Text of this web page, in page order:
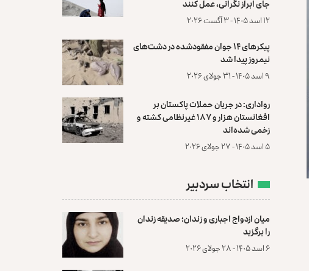
جای ابراز نگرانی، عمل کنند
۱۲ اسد ۱۴۰۵ - ۳ آگست ۲۰۲۶
پیکرهای ۱۴ جوان مفقودشده در دشت‌های
نیمروز پیدا شد
۹ اسد ۱۴۰۵ - ۳۱ جولای ۲۰۲۶
رواداری: در جریان حملات پاکستان بر
افغانستان هزار و ۱۸۷ غیرنظامی کشته و
زخمی شده‌اند
۵ اسد ۱۴۰۵ - ۲۷ جولای ۲۰۲۶
انتخاب سردبیر
میان ازدواج اجباری و زندان؛ صدیقه زندان
را برگزید
۶ اسد ۱۴۰۵ - ۲۸ جولای ۲۰۲۶